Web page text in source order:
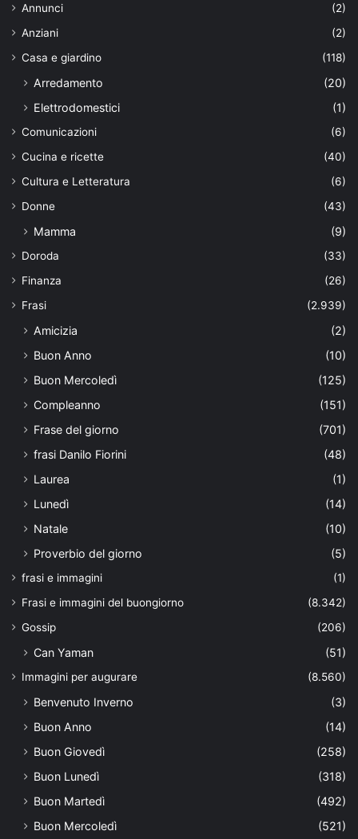
Annunci
(2)
Anziani
(2)
Casa e giardino
(118)
Arredamento
(20)
Elettrodomestici
(1)
Comunicazioni
(6)
Cucina e ricette
(40)
Cultura e Letteratura
(6)
Donne
(43)
Mamma (9)
Doroda
(33)
Finanza
(26)
Frasi
(2.939)
Amicizia
(2)
Buon Anno
(10)
Buon Mercoledì
(125)
Compleanno
(151)
Frase del giorno
(701)
frasi Danilo Fiorini
(48)
Laurea
(1)
Lunedì
(14)
Natale
(10)
Proverbio del giorno
(5)
frasi e immagini
(1)
Frasi e immagini del buongiorno
(8.342)
Gossip
(206)
Can Yaman (51)
Immagini per augurare (8.560)
Benvenuto Inverno
(3)
Buon Anno
(14)
Buon Giovedì
(258)
Buon Lunedì
(318)
Buon Martedì
(492)
Buon Mercoledì
(521)